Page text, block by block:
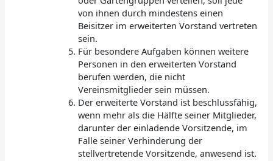
von ihnen durch mindestens einen
Beisitzer im erweiterten Vorstand vertreten
sein.
Für besondere Aufgaben können weitere
Personen in den erweiterten Vorstand
berufen werden, die nicht
Vereinsmitglieder sein müssen.
Der erweiterte Vorstand ist beschlussfähig,
wenn mehr als die Hälfte seiner Mitglieder,
darunter der einladende Vorsitzende, im
Falle seiner Verhinderung der
stellvertretende Vorsitzende, anwesend ist.